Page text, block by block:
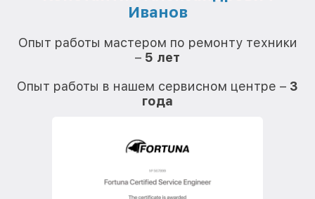
Иванов
Опыт работы мастером по ремонту техники
– 5 лет
Опыт работы в нашем сервисном центре – 3
года